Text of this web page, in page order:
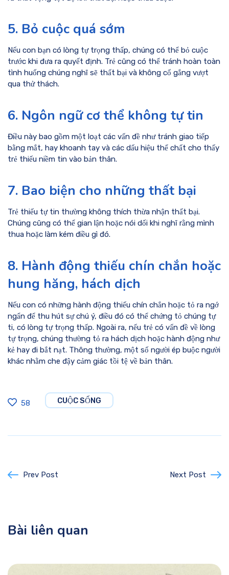
5. Bỏ cuộc quá sớm
Nếu con bạn có lòng tự trọng thấp, chúng có thể bỏ cuộc
trước khi đưa ra quyết định. Trẻ cũng có thể tránh hoàn toàn
tình huống chúng nghĩ sẽ thất bại và không cố gắng vượt
qua thử thách.
6. Ngôn ngữ cơ thể không tự tin
Điều này bao gồm một loạt các vấn đề như tránh giao tiếp
bằng mắt, hay khoanh tay và các dấu hiệu thể chất cho thấy
trẻ thiếu niềm tin vào bản thân.
7. Bao biện cho những thất bại
Trẻ thiếu tự tin thường không thích thừa nhận thất bại.
Chúng cũng có thể gian lận hoặc nói dối khi nghĩ rằng mình
thua hoặc làm kém điều gì đó.
8. Hành động thiếu chín chắn hoặc
hung hăng, hách dịch
Nếu con có những hành động thiếu chín chắn hoặc tỏ ra ngớ
ngẩn để thu hút sự chú ý, điều đó có thể chứng tỏ chúng tự
ti, có lòng tự trọng thấp. Ngoài ra, nếu trẻ có vấn đề về lòng
tự trọng, chúng thường tỏ ra hách dịch hoặc hành động như
kẻ hay đi bắt nạt. Thông thường, một số người ép buộc người
khác nhằm che đậy cảm giác tồi tệ về bản thân.
58 CUỘC SỐNG
Prev Post Next Post
Bài liên quan